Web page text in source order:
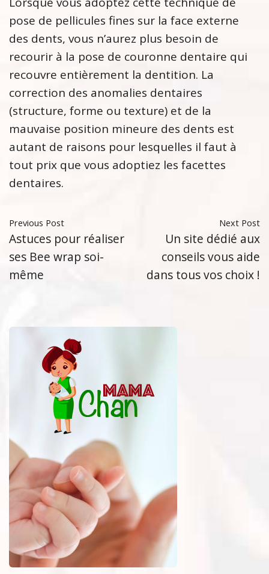
pose de pellicules fines sur la face externe
des dents, vous n’aurez plus besoin de
recourir à la pose de couronne dentaire qui
recouvre entièrement la dentition. La
correction des anomalies dentaires
(structure, forme ou texture) et de la
mauvaise position mineure des dents est
autant de raisons pour lesquelles il faut à
tout prix que vous adoptiez les facettes
dentaires.
Previous Post
Astuces pour réaliser
ses Bee wrap soi-
même
Next Post
Un site dédié aux
conseils vous aide
dans tous vos choix !